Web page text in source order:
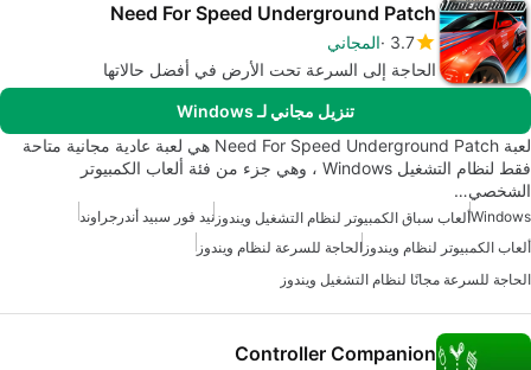
Need For Speed Underground Patch
3.7 المجاني
الحاجة إلى السرعة تحت الأرض في أفضل حالاتها
تنزيل مجاني لـ Windows
لعبة Need For Speed Underground Patch هي لعبة عادية مجانية متاحة
فقط لنظام التشغيل Windows ، وهي جزء من فئة ألعاب الكمبيوتر
الشخصي…
Windowsألعاب سباق الكمبيوتر لنظام التشغيل ويندوز نيد فور سبيد أندرجراوند
ألعاب الكمبيوتر لنظام ويندوز الحاجة للسرعة لنظام ويندوز
الحاجة للسرعة مجانًا لنظام التشغيل ويندوز
Controller Companion